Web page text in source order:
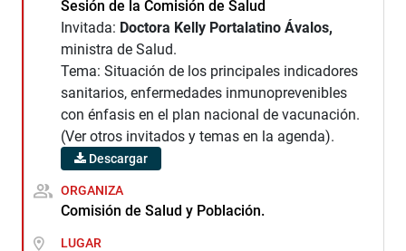
Sesión de la Comisión de Salud
Invitada: Doctora Kelly Portalatino Ávalos,
ministra de Salud.
Tema: Situación de los principales indicadores
sanitarios, enfermedades inmunoprevenibles
con énfasis en el plan nacional de vacunación.
(Ver otros invitados y temas en la agenda).
Descargar
ORGANIZA
Comisión de Salud y Población.
LUGAR